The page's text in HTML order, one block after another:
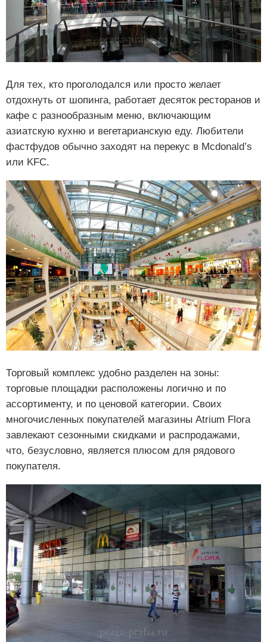
Для тех, кто проголодался или просто желает
отдохнуть от шопинга, работает десяток ресторанов и
кафе с разнообразным меню, включающим
азиатскую кухню и вегетарианскую еду. Любители
фастфудов обычно заходят на перекус в Mcdonald’s
или KFC.
Торговый комплекс удобно разделен на зоны:
торговые площадки расположены логично и по
ассортименту, и по ценовой категории. Своих
многочисленных покупателей магазины Atrium Flora
завлекают сезонными скидками и распродажами,
что, безусловно, является плюсом для рядового
покупателя.